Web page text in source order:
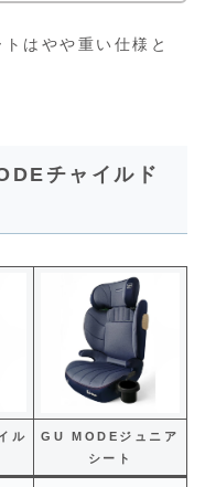
はやや重い仕様と
チャイルド
ル
GU MODEジュニア
シート